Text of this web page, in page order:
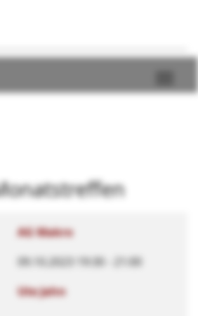
AG Makro
09.10.2023 19:30
21:00
Ute Jahn